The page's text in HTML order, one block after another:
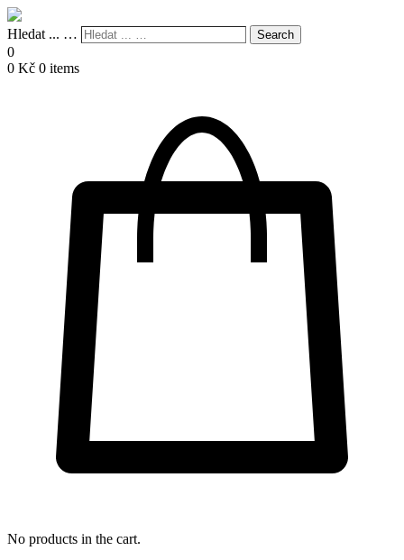
Hledat ... … Search
0
0 Kč 0 items
No products in the cart.